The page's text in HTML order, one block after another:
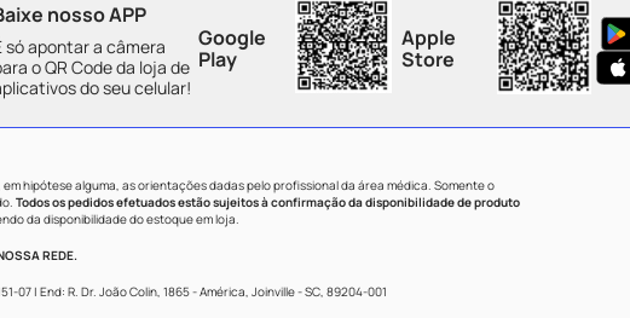
nosso APP
só apontar a câmera
o QR Code da loja de
do seu celular!
Google
Play
Apple
Store
hipótese alguma, as orientações dadas pelo profissional da área médica. Somente o
Todos os pedidos efetuados estão sujeitos à confirmação da disponibilidade de produto
da disponibilidade do estoque em loja.
REDE.
07 | End: R. Dr. João Colin, 1865 - América, Joinville - SC, 89204-001